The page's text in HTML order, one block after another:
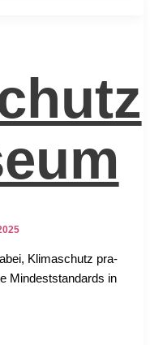
Kli­ma­schutz pra­
Min­dest­stan­dards in